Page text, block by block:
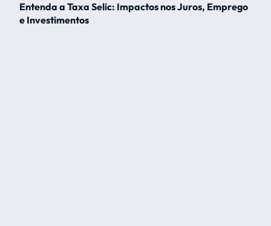
Entenda a Taxa Selic: Impactos nos Juros, Emprego
e Investimentos